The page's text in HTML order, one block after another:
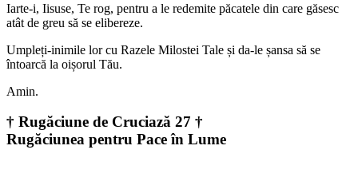
Iarte-i, Iisuse, Te rog, pentru a le redemite păcatele din care găsesc
atât de greu să se elibereze.
Umpleți-inimile lor cu Razele Milostei Tale și da-le șansa să se
întoarcă la oișorul Tău.
Amin.
† Rugăciune de Cruciază 27 †
Rugăciunea pentru Pace în Lume